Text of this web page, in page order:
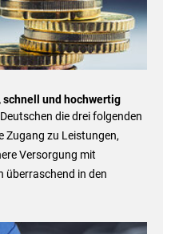
und hochwertig
die drei folgenden
Zugang zu Leistungen,
Versorgung mit
überraschend in den